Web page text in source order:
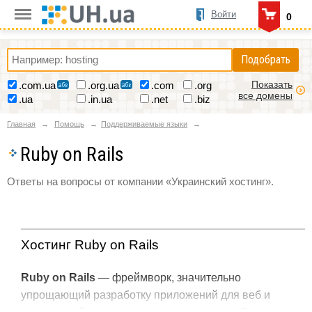
0
Войти
Подобрать
.com.ua .org.ua .com
.org
.ua
.in.ua .net .biz
Показать
все домены
Главная Помощь Поддерживаемые языки
Ruby on Rails
Ответы на вопросы от компании «Украинский хостинг».
Хостинг Ruby on Rails
Ruby on Rails — фреймворк, значительно
упрощающий разработку приложений для веб и